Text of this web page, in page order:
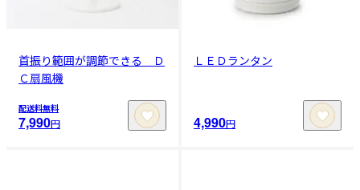
首振り範囲が調節できる Ｄ
Ｃ扇風機
配送料無料
7,990円
ＬＥＤランタン
4,990円